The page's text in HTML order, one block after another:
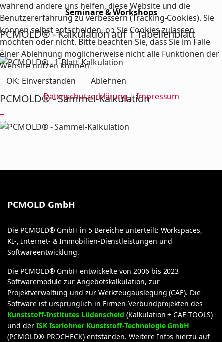
Seminare & Workshops
PCMOLD® - Kalkulation auf 1 Tabellenblatt
+
PCMOLD® - Sammel-Kalkulation
+
PCMOLD GmbH
Die PCMOLD® GmbH in 5 Bereiche unterteilt: Workspaces,
KI-, Internet- & Immobilien-Dienstleistungen und
Softwareentwicklung.
Die PCMOLD® GmbH entwickelte von 2006 bis 2023
Softwaremodule zur Angebotskalkulation, zur
Projektverwaltung und zur Werkzeugauslegung (CAE). Die
Software ist ursprünglich in Firmen-Verbundprojekten des
Kunststoff-Institutes Lüdenscheid (Kalkulation + CAE-TOOLS)
und der ISK Iserlohner Kunststoff-Technologie GmbH
(PCMOLD®-PROCHECK) entstanden. Weitere Infos hierzu auf
während andere uns helfen, diese Website und die
Benutzererfahrung zu verbessern (Tracking-Cookies). Sie
können selbst entscheiden, ob Sie Cookies zulassen
möchten oder nicht. Bitte beachten Sie, dass Sie im Falle
einer Ablehnung möglicherweise nicht alle Funktionen der
Website nutzen können.
OK: Einverstanden
Ablehnen
Datenschutzerklärung|Impressum